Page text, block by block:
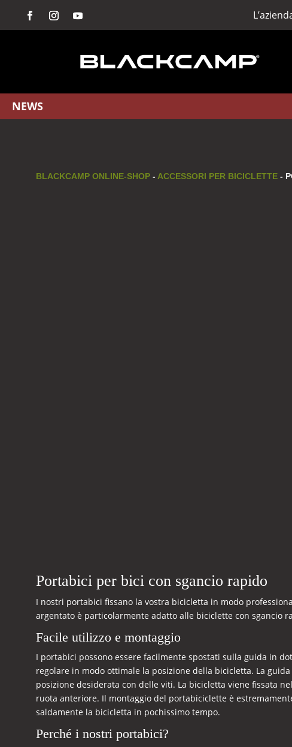
NEWS
BLACKCAMP ONLINE-SHOP - ACCESSORI PER BICICLETTE -
Portabici per bici con sgancio rapido
I nostri portabici fissano la vostra bicicletta in modo
argentato è particolarmente adatto alle biciclette con sgancio
Facile utilizzo e montaggio
I portabici possono essere facilmente spostati sulla guida in
regolare in modo ottimale la posizione della bicicletta. La
posizione desiderata con delle viti. La bicicletta viene fissata
ruota anteriore. Il montaggio del portabiciclette è
saldamente la bicicletta in pochissimo tempo.
Perché i nostri portabici?